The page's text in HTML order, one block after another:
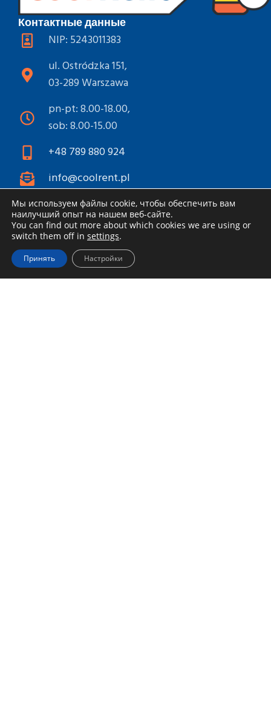
Контактные данные
NIP: 5243011383
ul. Ostródzka 151,
03-289 Warszawa
pn-pt: 8.00-18.00,
sob: 8.00-15.00
+48 789 880 924
info@coolrent.pl
Прокат инструментов
Каталог
Скидки и акции
Мы используем файлы cookie, чтобы обеспечить вам
наилучший опыт на нашем веб-сайте.
You can find out more about which cookies we are using or
switch them off in settings.
Принять Настройки